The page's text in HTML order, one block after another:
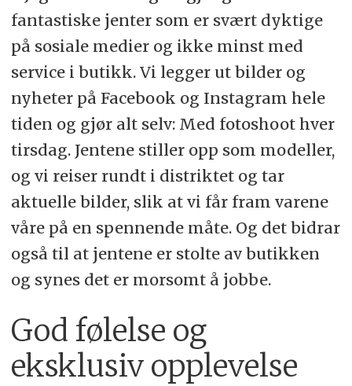
fantastiske jenter som er svært dyktige
på sosiale medier og ikke minst med
service i butikk. Vi legger ut bilder og
nyheter på Facebook og Instagram hele
tiden og gjør alt selv: Med fotoshoot hver
tirsdag. Jentene stiller opp som modeller,
og vi reiser rundt i distriktet og tar
aktuelle bilder, slik at vi får fram varene
våre på en spennende måte. Og det bidrar
også til at jentene er stolte av butikken
og synes det er morsomt å jobbe.
God følelse og
eksklusiv opplevelse